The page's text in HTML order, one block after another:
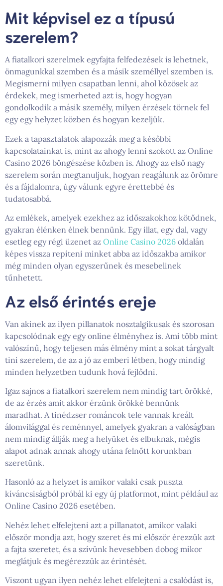
Mit képvisel ez a típusú
szerelem?
A fiatalkori szerelmek egyfajta felfedezések is lehetnek,
önmagunkkal szemben és a másik személlyel szemben is.
Megismerni milyen csapatban lenni, ahol közösek az
érdekek, meg ismerheted azt is, hogy hogyan
gondolkodik a másik személy, milyen érzések törnek fel
egy egy helyzet közben és hogyan kezeljük.
Ezek a tapasztalatok alapozzák meg a későbbi
kapcsolatainkat is, mint az ahogy lenni szokott az Online
Casino 2026 böngészése közben is. Ahogy az első nagy
szerelem során megtanuljuk, hogyan reagálunk az örömre
és a fájdalomra, úgy válunk egyre érettebbé és
tudatosabbá.
Az emlékek, amelyek ezekhez az időszakokhoz kötődnek,
gyakran élénken élnek bennünk. Egy illat, egy dal, vagy
esetleg egy régi üzenet az Online Casino 2026 oldalán
képes vissza repíteni minket abba az időszakba amikor
még minden olyan egyszerűnek és mesebelinek
tűnhetett.
Az első érintés ereje
Van akinek az ilyen pillanatok nosztalgikusak és szorosan
kapcsolódnak egy egy online élményhez is. Ami több mint
valószínű, hogy teljesen más élmény mint a sokat tárgyalt
tini szerelem, de az a jó az emberi létben, hogy mindig
minden helyzetben tudunk hová fejlődni.
Igaz sajnos a fiatalkori szerelem nem mindig tart örökké,
de az érzés amit akkor érzünk örökké bennünk
maradhat. A tinédzser románcok tele vannak kreált
álomvilággal és reménnyel, amelyek gyakran a valóságban
nem mindig állják meg a helyüket és elbuknak, mégis
alapot adnak annak ahogy utána felnőtt korunkban
szeretünk.
Hasonló az a helyzet is amikor valaki csak puszta
kíváncsiságból próbál ki egy új platformot, mint például az
Online Casino 2026 esetében.
Nehéz lehet elfelejteni azt a pillanatot, amikor valaki
először mondja azt, hogy szeret és mi először érezzük azt
a fajta szeretet, és a szívünk hevesebben dobog mikor
meglátjuk és megérezzük az érintését.
Viszont ugyan ilyen nehéz lehet elfelejteni a csalódást is,